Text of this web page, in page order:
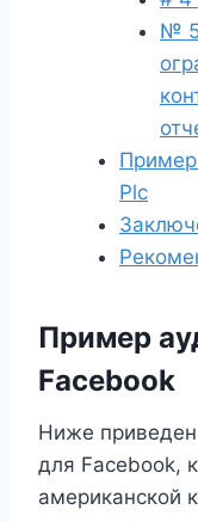
№ 5
Пример
Plc
Пример
Facebook
Ниже приведен
для Facebook,
американской